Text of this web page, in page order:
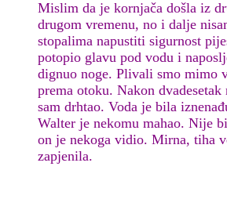
Mislim da je kornjača došla iz
drugom vremenu, no i dalje
stopalima napustiti sigurnost
potopio glavu pod vodu i
dignuo noge. Plivali smo mimo
prema otoku. Nakon dvadesetak
sam drhtao. Voda je bila
Walter je nekomu mahao. Nije
on je nekoga vidio. Mirna, tiha
zapjenila.